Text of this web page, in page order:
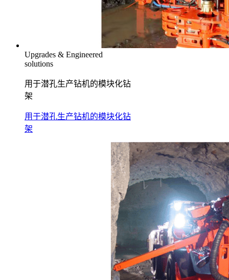
Upgrades & Engineered
solutions
用于潜孔生产钻机的模块化钻
架
用于潜孔生产钻机的模块化钻
架